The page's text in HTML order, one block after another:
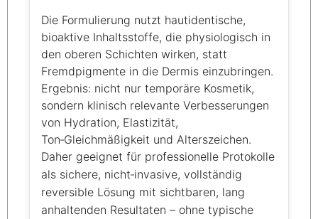
Die Formulierung nutzt hautidentische,
bioaktive Inhaltsstoffe, die physiologisch in
den oberen Schichten wirken, statt
Fremdpigmente in die Dermis einzubringen.
Ergebnis: nicht nur temporäre Kosmetik,
sondern klinisch relevante Verbesserungen
von Hydration, Elastizität,
Ton‑Gleichmäßigkeit und Alterszeichen.
Daher geeignet für professionelle Protokolle
als sichere, nicht‑invasive, vollständig
reversible Lösung mit sichtbaren, lang
anhaltenden Resultaten – ohne typische